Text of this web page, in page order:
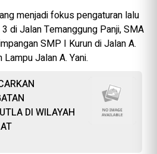
menjadi fokus pengaturan lalu
di Jalan Temanggung Panji, SMA
SMP I Kurun di Jalan A.
Jalan A. Yani.
DI WILAYAH